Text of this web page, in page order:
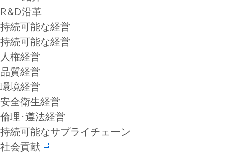
R&D沿革
持続可能な経営
持続可能な経営
人権経営
品質経営
環境経営
安全衛生経営
倫理·遵法経営
持続可能なサプライチェーン
社会貢献